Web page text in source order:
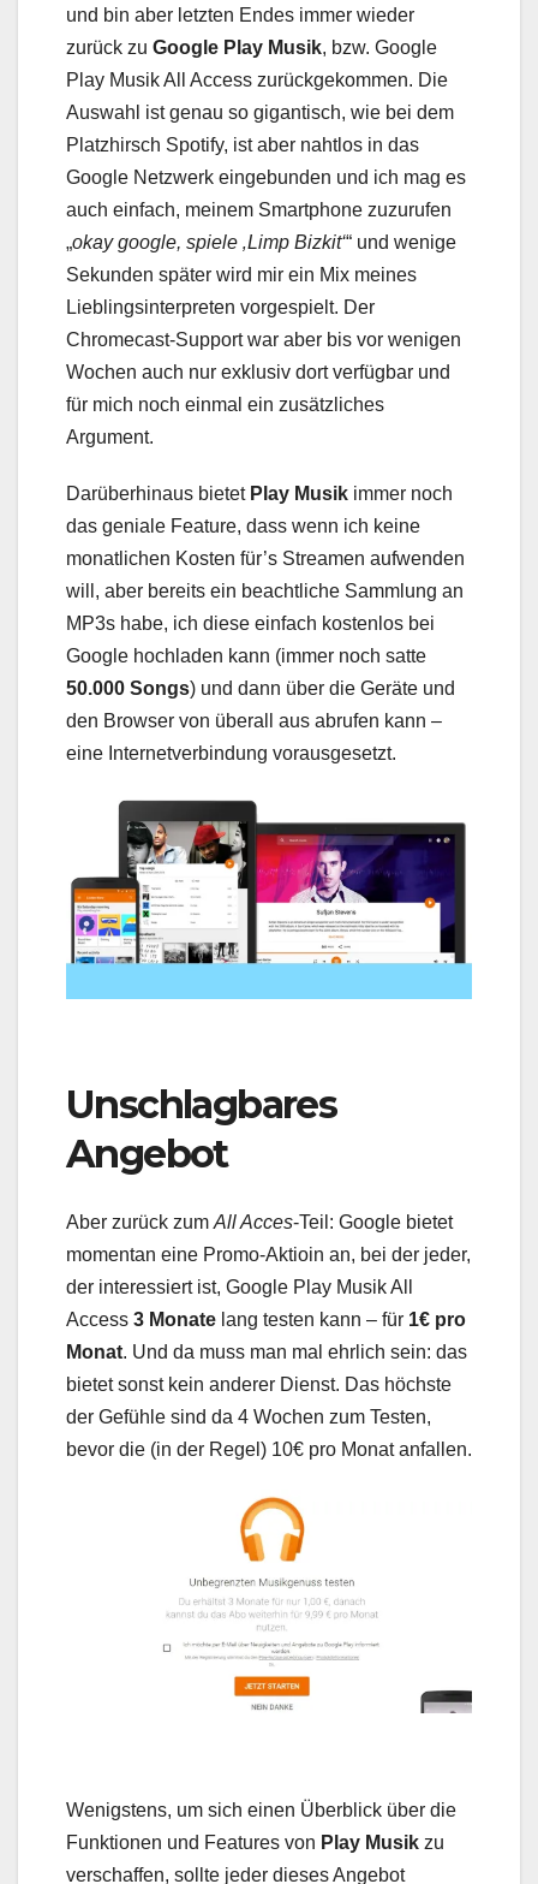
und bin aber letzten Endes immer wieder
zurück zu Google Play Musik, bzw. Google
Play Musik All Access zurückgekommen. Die
Auswahl ist genau so gigantisch, wie bei dem
Platzhirsch Spotify, ist aber nahtlos in das
Google Netzwerk eingebunden und ich mag es
auch einfach, meinem Smartphone zuzurufen
„okay google, spiele ‚Limp Bizkit‘“ und wenige
Sekunden später wird mir ein Mix meines
Lieblingsinterpreten vorgespielt. Der
Chromecast-Support war aber bis vor wenigen
Wochen auch nur exklusiv dort verfügbar und
für mich noch einmal ein zusätzliches
Argument.
Darüberhinaus bietet Play Musik immer noch
das geniale Feature, dass wenn ich keine
monatlichen Kosten für’s Streamen aufwenden
will, aber bereits ein beachtliche Sammlung an
MP3s habe, ich diese einfach kostenlos bei
Google hochladen kann (immer noch satte
50.000 Songs) und dann über die Geräte und
den Browser von überall aus abrufen kann –
eine Internetverbindung vorausgesetzt.
Unschlagbares
Angebot
Aber zurück zum All Acces-Teil: Google bietet
momentan eine Promo-Aktioin an, bei der jeder,
der interessiert ist, Google Play Musik All
Access 3 Monate lang testen kann – für 1€ pro
Monat. Und da muss man mal ehrlich sein: das
bietet sonst kein anderer Dienst. Das höchste
der Gefühle sind da 4 Wochen zum Testen,
bevor die (in der Regel) 10€ pro Monat anfallen.
Wenigstens, um sich einen Überblick über die
Funktionen und Features von Play Musik zu
verschaffen, sollte jeder dieses Angebot